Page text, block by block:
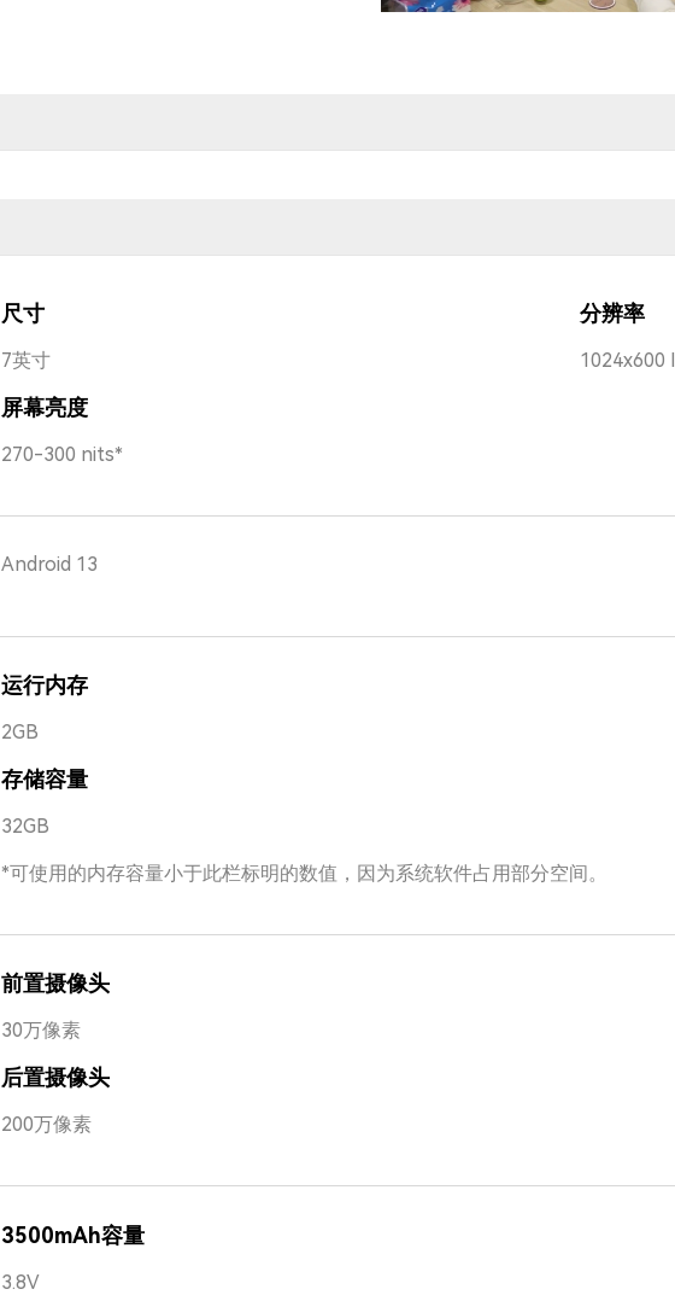
尺寸 分辨率
7英寸 1024x600
屏幕亮度
270-300 nits*
Android 13
运行内存
2GB
存储容量
32GB
*可使用的内存容量小于此栏标明的数值，因为系统软件占用部分空间。
前置摄像头
30万像素
后置摄像头
200万像素
3500mAh容量
3.8V